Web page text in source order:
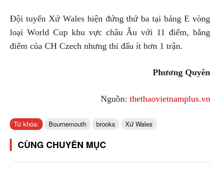
Đội tuyển Xứ Wales hiện đứng thứ ba tại bảng E vòng
loại World Cup khu vực châu Âu với 11 điểm, bằng
điểm của CH Czech nhưng thi đấu ít hơn 1 trận.
Phương Quyên
Nguồn: thethaovietnamplus.vn
Từ khóa: Bournemouth brooks Xứ Wales
CÙNG CHUYÊN MỤC